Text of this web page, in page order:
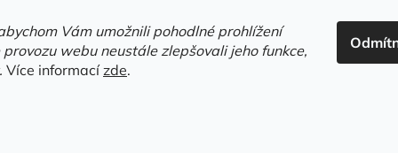
Vám umožnili pohodlné prohlížení
webu neustále zlepšovali jeho funkce,
Více informacízde.
HLEDAT